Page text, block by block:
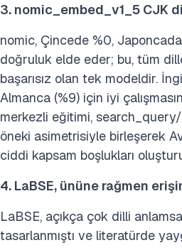
3. nomic_embed_v1_5 CJK
nomic, Çincede %0,
doğruluk elde eder; bu, tüm
başarısız olan tek modeldir.
Almanca (%9) için iyi
merkezli eğitimi,
öneki asimetrisiyle birleşerek
ciddi kapsam boşlukları
4. LaBSE, ününe rağmen
LaBSE, açıkça çok dilli
tasarlanmıştı ve literatürde